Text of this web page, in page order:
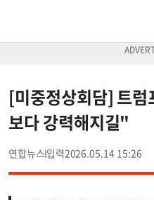
[미중정상회담] 트
보다 강력해지길"
연합뉴스 2026.05.14 15:26